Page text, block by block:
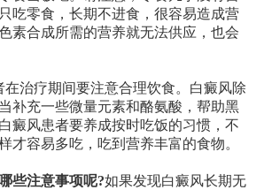
吃零食，长期不进食，很容易造成营
素合成所需的营养就无法供应，也会
治疗期间要注意合理饮食。白癜风除
补充一些微量元素和酪氨酸，帮助黑
癜风患者要养成按时吃饭的习惯，不
才容易多吃，吃到营养丰富的食物。
些注意事项呢?如果发现白癜风长期无